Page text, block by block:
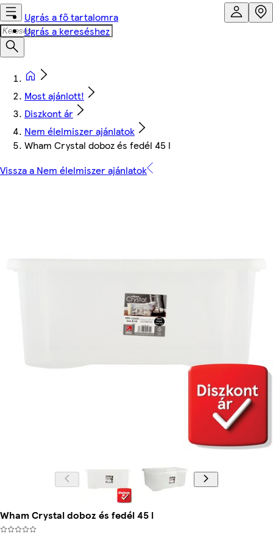
Ugrás a fő tartalomra
Ugrás a kereséshez
Most ajánlott!
Diszkont ár
Nem élelmiszer ajánlatok
Wham Crystal doboz és fedél 45 l
Vissza a Nem élelmiszer ajánlatok
Wham Crystal doboz és fedél 45 l